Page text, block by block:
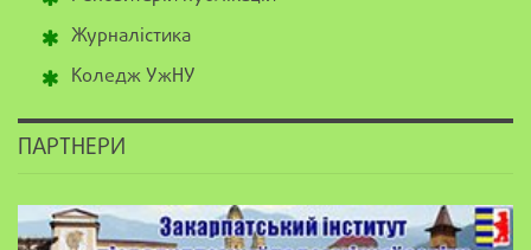
Журналістика
Коледж УжНУ
ПАРТНЕРИ